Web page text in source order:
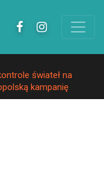
świateł na
kampanię